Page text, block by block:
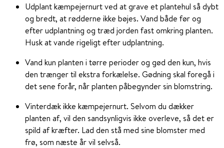
Udplant kæmpejernurt ved at grave et plantehul så dybt
og bredt, at rødderne ikke bøjes. Vand både før og
efter udplantning og træd jorden fast omkring planten.
Husk at vande rigeligt efter udplantning.
Vand kun planten i tørre perioder og gød den kun, hvis
den trænger til ekstra forkælelse. Gødning skal foregå i
det sene forår, når planten påbegynder sin blomstring.
Vinterdæk ikke kæmpejernurt. Selvom du dækker
planten af, vil den sandsynligvis ikke overleve, så det er
spild af kræfter. Lad den stå med sine blomster med
frø, som næste år vil selvså.